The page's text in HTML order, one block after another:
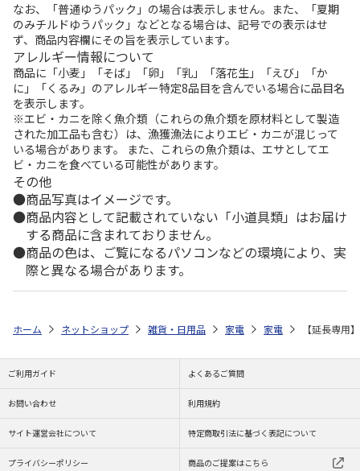
なお、「普通ゆうパック」の場合は表示しません。また、「夏期
のみチルドゆうパック」などとなる場合は、記号での表示はせ
ず、商品内容欄にその旨を表示しています。
アレルギー情報について
商品に「小麦」「そば」「卵」「乳」「落花生」「えび」「か
に」「くるみ」のアレルギー特定8品目を含んでいる場合に品目名
を表示します。
※エビ・カニを除く魚介類（これらの魚介類を原材料として製造
された加工品も含む）は、漁獲漁法によりエビ・カニが混じって
いる場合があります。 また、これらの魚介類は、エサとしてエ
ビ・カニを食べている可能性があります。
その他
商品写真はイメージです。
商品内容として記載されていない「小道具類」はお届け
する商品に含まれておりません。
商品の色は、ご覧になるパソコンなどの環境により、実
際と異なる場合があります。
ホーム ネットショップ 雑貨・日用品 家電 家電 【延長専用
ご利用ガイド よくあるご質問
お問い合わせ 利用規約
サイト運営会社について 特定商取引法に基づく表記について
プライバシーポリシー 商品のご提案はこちら